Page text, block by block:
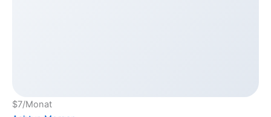
$7/Monat